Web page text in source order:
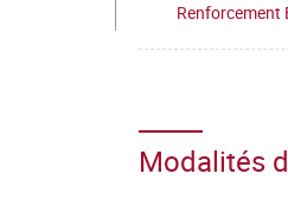
Renforcement
Modalités